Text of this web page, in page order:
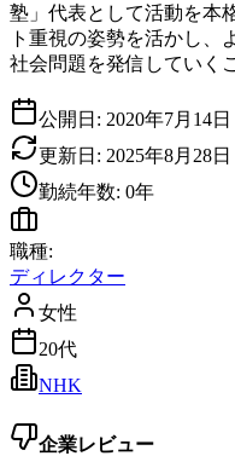
塾」代表として活動を本
ト重視の姿勢を活かし、
社会問題を発信していく
公開日: 2020年7月14日
更新日: 2025年8月28日
勤続年数: 0年
職種:
ディレクター
女性
20代
NHK
企業レビュー